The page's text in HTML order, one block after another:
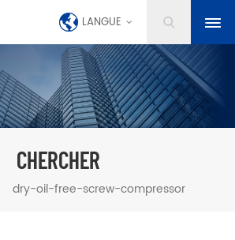
LANGUE
CHERCHER
dry-oil-free-screw-compressor